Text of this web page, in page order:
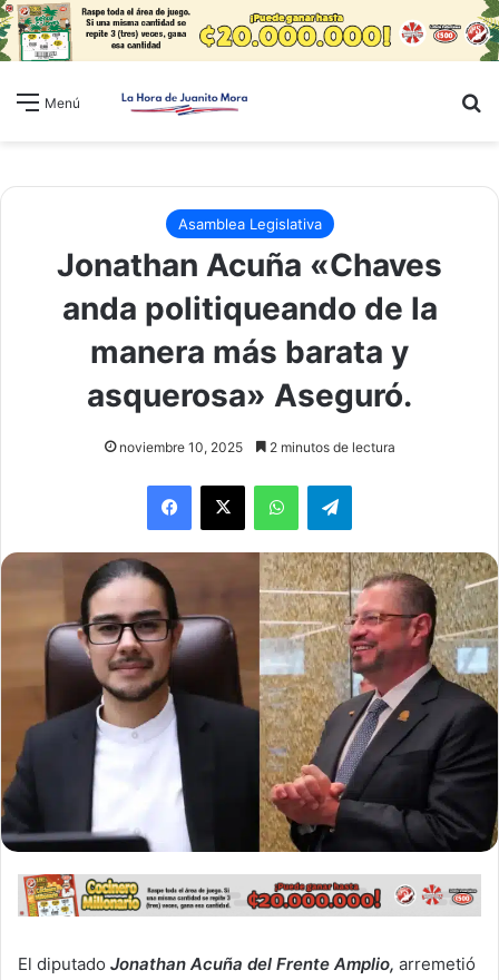
Menú
Asamblea Legislativa
Jonathan Acuña «Chaves
anda politiqueando de la
manera más barata y
asquerosa» Aseguró.
noviembre 10, 2025 2 minutos de lectura
WhatsAppTelegram
El diputado Jonathan Acuña del Frente Amplio, arremetió